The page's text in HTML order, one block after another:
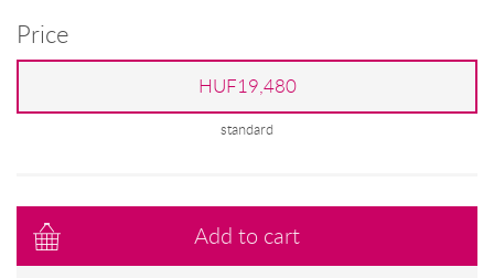
Price
HUF19,480
standard
Add to cart